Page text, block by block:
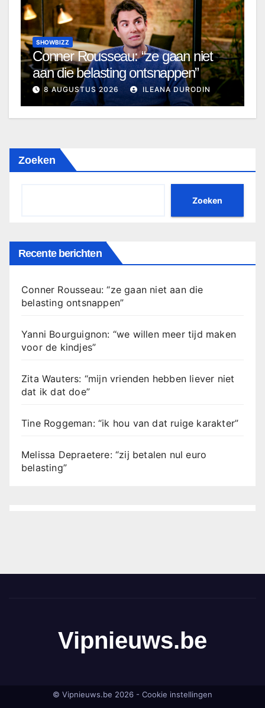
SHOWBIZZ
Conner Rousseau: “ze gaan niet
aan die belasting ontsnappen”
8 AUGUSTUS 2026 ILEANA DURODIN
Zoeken
Zoeken
Recente berichten
Conner Rousseau: “ze gaan niet aan die
belasting ontsnappen”
Yanni Bourguignon: “we willen meer tijd maken
voor de kindjes”
Zita Wauters: “mijn vrienden hebben liever niet
dat ik dat doe”
Tine Roggeman: “ik hou van dat ruige karakter”
Melissa Depraetere: “zij betalen nul euro
belasting”
Vipnieuws.be
© Vipnieuws.be 2026 - Cookie instellingen